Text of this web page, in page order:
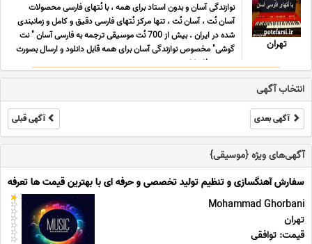
تهران
نوازندگی آسان و بدون استاد برای همه ، با نُتهای فارسی محصولات
آسان نُت ، آسان نُت ، تنها مرکز نُتهای فارسی دقیق و کامل و زمانبندی
شده در ایران . بیش از 700 نُت موسیقی ترجمه به فارسی آسان " نت
گوشی" مخصوص نوازندگی آسان برای همه قابل دانلود و ارسال بصورت
دو ر می فا ، کا ... ...
انتخاب آگهی
آگهی بعدی آگهی قبلی
آگهی‌های ویژه {موسیقی}
سفارش آهنگسازی و تنظیم تولید تخصصی و حرفه ای با بهترین قیمت ها تعرفه
Mohammad Ghorbani
تهران
قیمت: توافقی